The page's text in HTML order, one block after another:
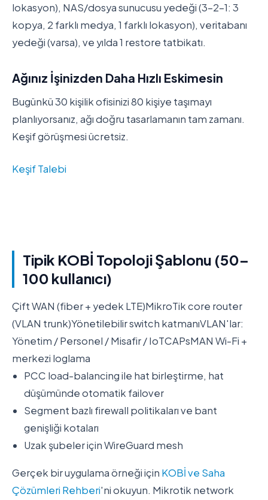
lokasyon), NAS/dosya sunucusu yedeği (3-2-1: 3
kopya, 2 farklı medya, 1 farklı lokasyon), veritabanı
yedeği (varsa), ve yılda 1 restore tatbikatı.
Ağınız İşinizden Daha Hızlı Eskimesin
Bugünkü 30 kişilik ofisinizi 80 kişiye taşımayı
planlıyorsanız, ağı doğru tasarlamanın tam zamanı.
Keşif görüşmesi ücretsiz.
Keşif Talebi
Tipik KOBİ Topoloji Şablonu (50–
100 kullanıcı)
Çift WAN (fiber + yedek LTE)MikroTik core router
(VLAN trunk)Yönetilebilir switch katmanıVLAN'lar:
Yönetim / Personel / Misafir / IoTCAPsMAN Wi-Fi +
merkezi loglama
PCC load-balancing ile hat birleştirme, hat
düşümünde otomatik failover
Segment bazlı firewall politikaları ve bant
genişliği kotaları
Uzak şubeler için WireGuard mesh
Gerçek bir uygulama örneği için KOBİ ve Saha
Çözümleri Rehberi'ni okuyun. Mikrotik network